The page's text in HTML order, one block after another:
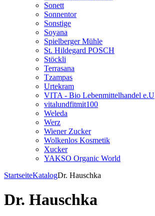
Sonett
Sonnentor
Sonstige
Soyana
Spielberger Mühle
St. Hildegard POSCH
Stöckli
Terrasana
Tzampas
Urtekram
VITA - Bio Lebenmittelhandel e.U
vitalundfitmit100
Weleda
Werz
Wiener Zucker
Wolkenlos Kosmetik
Xucker
YAKSO Organic World
StartseiteKatalogDr. Hauschka
Dr. Hauschka